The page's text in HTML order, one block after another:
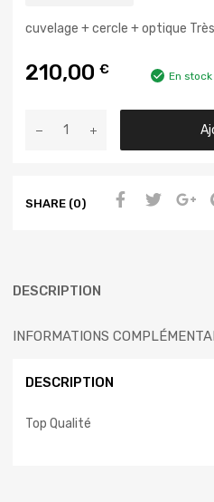
cuvelage + cercle + optique
210,00 € En stock
SHARE (0)
DESCRIPTION
INFORMATIONS
DESCRIPTION
Top Qualité